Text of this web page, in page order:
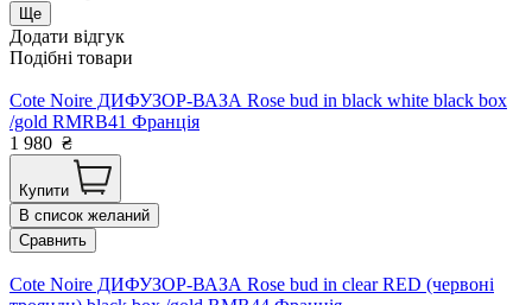
Ще
Додати відгук
Подібні товари
Cote Noire ДИФУЗОР-ВАЗА Rose bud in black white black box
/gold RMRB41 Франція
1 980 ₴
Купити
В список желаний
Сравнить
Cote Noire ДИФУЗОР-ВАЗА Rose bud in clear RED (червоні